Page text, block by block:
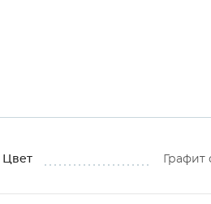
Цвет Графит